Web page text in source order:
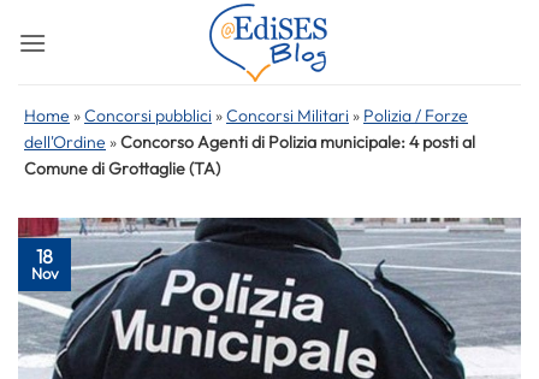
Home »Concorsi pubblici »Concorsi Militari » Polizia / Forze
dell'Ordine »Concorso Agenti di Polizia municipale: 4 posti al
Comune di Grottaglie (TA)
18
Nov